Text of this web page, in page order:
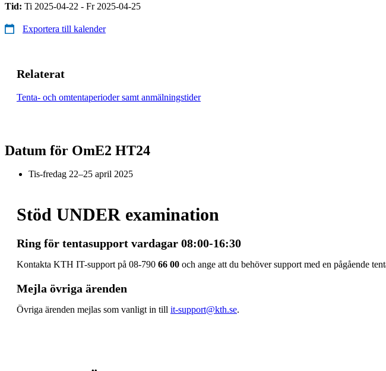
Tid: Ti 2025-04-22 - Fr 2025-04-25
Exportera till kalender
Relaterat
Tenta- och omtentaperioder samt anmälningstider
Datum för OmE2 HT24
Tis-fredag 22–25 april 2025
Stöd UNDER examination
Ring för tentasupport vardagar 08:00-16:30
Kontakta KTH IT-support på 08-790 66 00 och ange att du behöver support med en pågående
Mejla övriga ärenden
Övriga ärenden mejlas som vanligt in till it-support@kth.se.